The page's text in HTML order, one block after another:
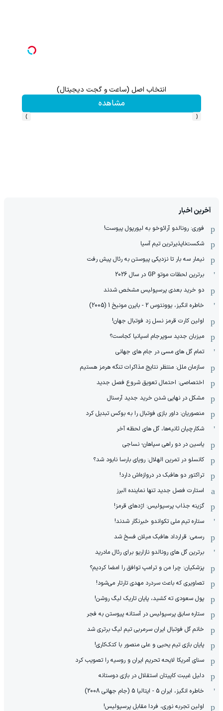
انتخاب اصل (ساعت و گجت دیجیتال)
مشاهده
‹
›
آخرین اخبار
فوری: رونالدو آرائوخو به لیورپول پیوست!
شکست‌ناپذیرترین تیم آسیا
نیمار سه بار تا نزدیکی پیوستن به رئال پیش رفت
برترین لحظات موتو GP در سال 2026
دو خرید بعدی پرسپولیس مشخص شدند
خاطره انگیز، یوونتوس 2 - بایرن مونیخ 1 (2005)
اولین کارت قرمز نسل زد فوتبال جهان!
میزبان جدید سوپرجام اسپانیا کجاست؟
تمام گل های مسی در جام های جهانی
سازمان ملل: منتظر نتایج مذاکرات تنگه هرمز هستیم
اختصاصی: احتمال تعویق شروع فصل جدید
مشکل در نهایی شدن خرید جدید آرسنال
منصوریان: داور بازی فوتبال را به بوکس تبدیل کرد
شکارچیان ثانیه‌ها، گل های لحظه آخر
یاسین در دو راهی سپاهان- نساجی
کانسلو در تمرین الهلال: رویای بارسا نابود شد؟
تراکتور دو هافبک در دروازه‌اش دارد!
استارت فصل جدید تنها نماینده البرز
گزینه جذاب پرسپولیس: اژدهای قرمز!
ستاره تیم ملی تکواندو خبرنگار شدند!
رسمی: قرارداد هافبک میلان فسخ شد
برترین گل های رونالدو نازاریو برای رئال مادرید
پزشکیان: چرا من و ترامپ توافق را امضا کردیم؟
تصاویری که باعث سردرد مهدی تارتار می‌شود!
پول سعودی ته کشید، پایان تاریک لیگ روشن!
ستاره سابق پرسپولیس در آستانه پیوستن به فجر
خانم گل فوتبال ایران سرمربی تیم لیگ برتری شد
پایان بازی تیم یحیی و علی منصور با کتک‌کاری!
سنای آمریکا لایحه تحریم ایران و روسیه را تصویب کرد
دلیل غیبت کاپیتان استقلال در بازی دوستانه
خاطره انگیز، ایران 5 - ایتالیا 5 (جام جهانی 2008)
اولین تجربه نوری، فردا مقابل پرسپولیس!